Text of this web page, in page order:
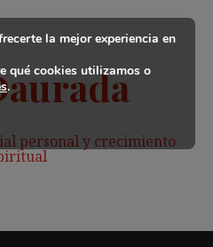
personal y crecimiento
la mejor experiencia en
qué cookies utilizamos o
.